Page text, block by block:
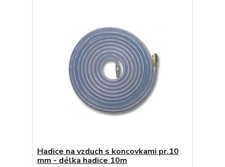
Hadice na vzduch s koncovkami pr.10
mm - délka hadice 10m